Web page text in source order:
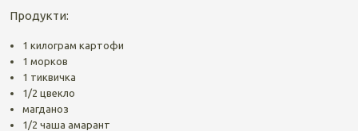
Продукти:
1 килограм картофи
1 морков
1 тиквичка
1/2 цвекло
магданоз
1/2 чаша амарант